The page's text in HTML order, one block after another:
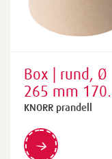
Box | rund, Ø
265 mm 170
mm, braun
KNORR prandell